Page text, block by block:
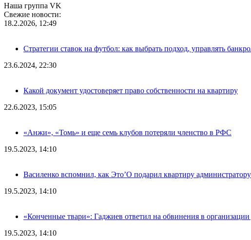
Наша группа VK
Свежие новости:
18.2.2026, 12:49
Стратегии ставок на футбол: как выбрать подход, управлять
23.6.2024, 22:30
Какой документ удостоверяет право собственности на квартиру
22.6.2023, 15:05
«Анжи», «Томь» и еще семь клубов потеряли членство в РФС
19.5.2023, 14:10
Василенко вспомнил, как Это’О подарил квартиру
19.5.2023, 14:10
«Конченные твари»: Гаджиев ответил на обвинения в
19.5.2023, 14:10